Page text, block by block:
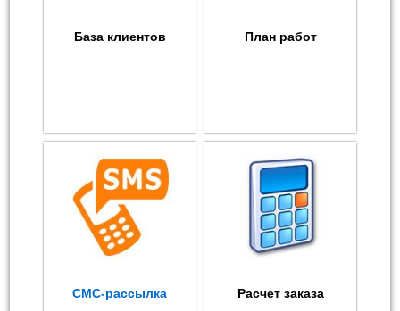
База клиентов План работ
СМС-рассылка Расчет заказа